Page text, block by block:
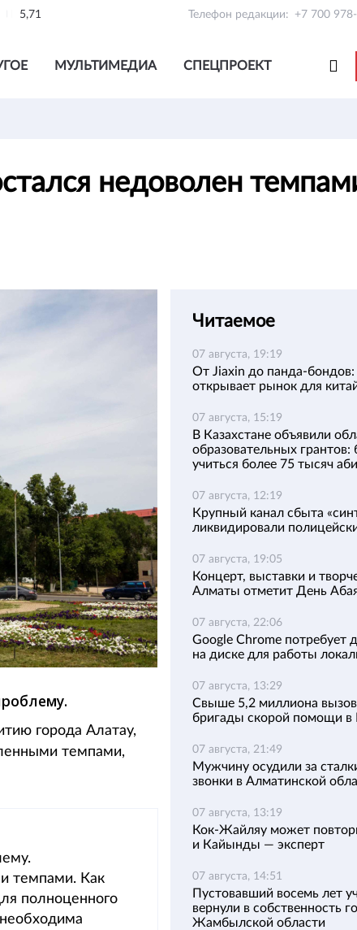
5,71 Телефон редакции: +7 700
МУЛЬТИМЕДИА СПЕЦПРОЕКТ
недоволен
города Алатау,
темпами,
темпами. Как
полноценного
Читаемое
07 августа, 19:19
От Jiaxin до панда-бондов:
открывает рынок для
07 августа, 15:19
В Казахстане объявили
образовательных грантов:
учиться более 75 тысяч
07 августа, 12:19
Крупный канал сбыта
ликвидировали
07 августа, 19:05
Концерт, выставки и
Алматы отметит День
07 августа, 22:06
Google Chrome потребует
на диске для работы
07 августа, 13:29
Свыше 5,2 миллиона
бригады скорой помощи в
07 августа, 21:49
Мужчину осудили за
звонки в Алматинской
07 августа, 13:19
Кок-Жайляу может
и Кайынды — эксперт
07 августа, 14:51
Пустовавший восемь лет
вернули в собственность
Жамбылской области